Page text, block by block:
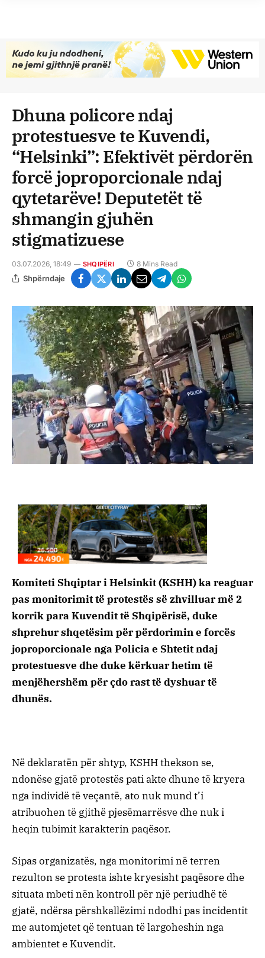
Dhuna policore ndaj
protestuesve te Kuvendi,
“Helsinki”: Efektivët përdorën
forcë joproporcionale ndaj
qytetarëve! Deputetët të
shmangin gjuhën
stigmatizuese
03.07.2026, 18:49 SHQIPËRI 8 Mins Read
Shpërndaje
Komiteti Shqiptar i Helsinkit (KSHH) ka reaguar
pas monitorimit të protestës së zhvilluar më 2
korrik para Kuvendit të Shqipërisë, duke
shprehur shqetësim për përdorimin e forcës
joproporcionale nga Policia e Shtetit ndaj
protestuesve dhe duke kërkuar hetim të
menjëhershëm për çdo rast të dyshuar të
dhunës.
Në deklaratën për shtyp, KSHH thekson se,
ndonëse gjatë protestës pati akte dhune të kryera
nga individë të veçantë, ato nuk mund t’i
atribuohen të gjithë pjesëmarrësve dhe nuk i
heqin tubimit karakterin paqësor.
Sipas organizatës, nga monitorimi në terren
rezulton se protesta ishte kryesisht paqësore dhe
situata mbeti nën kontroll për një periudhë të
gjatë, ndërsa përshkallëzimi ndodhi pas incidentit
me automjetet që tentuan të largoheshin nga
ambientet e Kuvendit.